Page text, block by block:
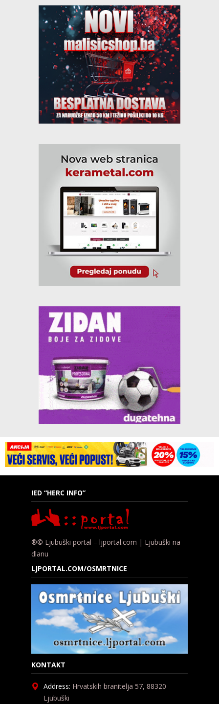
IED “HERC INFO”
®© Ljubuški portal – ljportal.com | Ljubuški na
dlanu
LJPORTAL.COM/OSMRTNICE
KONTAKT
Address: Hrvatskih branitelja 57, 88320
Ljubuški